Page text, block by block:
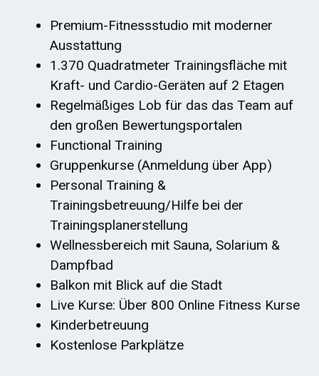
Premium-Fitnessstudio mit moderner
Ausstattung
1.370 Quadratmeter Trainingsfläche mit
Kraft- und Cardio-Geräten auf 2 Etagen
Regelmäßiges Lob für das das Team auf
den großen Bewertungsportalen
Functional Training
Gruppenkurse (Anmeldung über App)
Personal Training &
Trainingsbetreuung/Hilfe bei der
Trainingsplanerstellung
Wellnessbereich mit Sauna, Solarium &
Dampfbad
Balkon mit Blick auf die Stadt
Live Kurse: Über 800 Online Fitness Kurse
Kinderbetreuung
Kostenlose Parkplätze